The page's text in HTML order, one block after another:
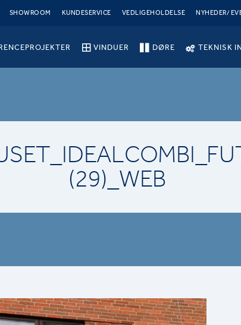
SHOWROOM KUNDESERVICE VEDLIGEHOLDELSE NYHEDER/
VINDUER DØRE TEKNISK
(29)_WEB